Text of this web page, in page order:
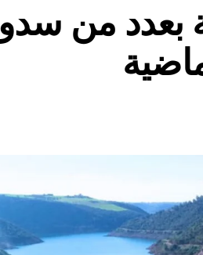
بعدد من